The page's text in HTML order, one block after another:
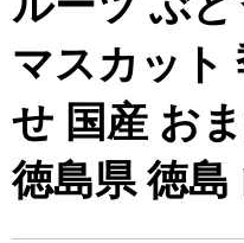
マスカット
せ 国産 お
徳島県 徳島